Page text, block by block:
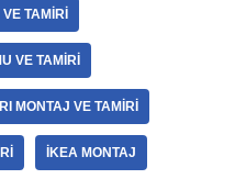
TAMIRI
VE TAMIRI
MONTAJ VE TAMIRI
İKEA MONTAJ